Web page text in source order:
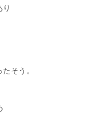
り
そう。